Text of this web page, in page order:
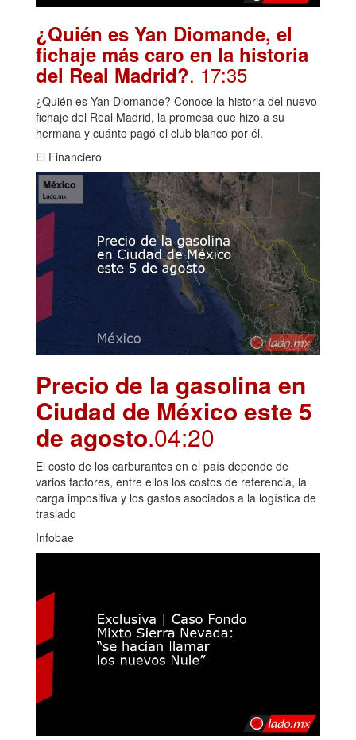
¿Quién es Yan Diomande, el
fichaje más caro en la historia
del Real Madrid?. 17:35
¿Quién es Yan Diomande? Conoce la historia del nuevo
fichaje del Real Madrid, la promesa que hizo a su
hermana y cuánto pagó el club blanco por él.
El Financiero
Precio de la gasolina en
Ciudad de México este 5
de agosto.04:20
El costo de los carburantes en el país depende de
varios factores, entre ellos los costos de referencia, la
carga impositiva y los gastos asociados a la logística de
traslado
Infobae